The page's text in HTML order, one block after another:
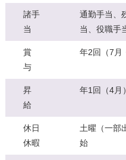
諸手
当
通勤手当、
当、役職手
賞
与
年2回（7月
昇
給
年1回（4月）
休日
休暇
土曜（一部
始